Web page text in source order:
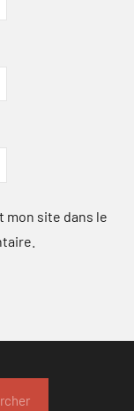
mon site dans le